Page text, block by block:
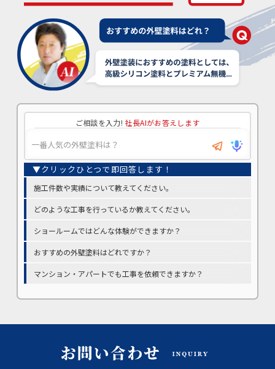
ご相談を入力! 社長AIがお答えします
施工件数や実績について教えてください。
どのような工事を行っているか教えてください。
ショールームではどんな体験ができますか？
おすすめの外壁塗料はどれですか？
マンション・アパートでも工事を依頼できますか？